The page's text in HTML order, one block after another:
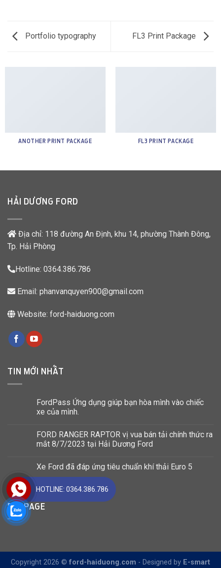
Portfolio typography FL3 Print Package
ANOTHER PRINT PACKAGE FL3 PRINT PACKAGE
HẢI DƯƠNG FORD
Địa chỉ: 118 đường An Định, khu 14, phường Thành Đông,
Tp. Hải Phòng
Hotline: 0364.386.786
Email: phanvanquyen900@gmail.com
Website: ford-haiduong.com
TIN MỚI NHẤT
FordPass Ứng dụng giúp bạn hòa mình vào chiếc
xe của mình.
FORD RANGER RAPTOR vị vua bán tải chính thức ra
mắt 8/7/2023 tại Hải Dương Ford
Xe Ford đã đáp ứng tiêu chuẩn khí thải Euro 5
FANPAGE
Copyright 2026 © ford-haiduong.com - Designed by E-smart
HOTLINE: 0364.386.786